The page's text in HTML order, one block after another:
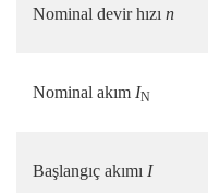
Nominal devir hızı n
Nominal akım IN
Başlangıç akımı I